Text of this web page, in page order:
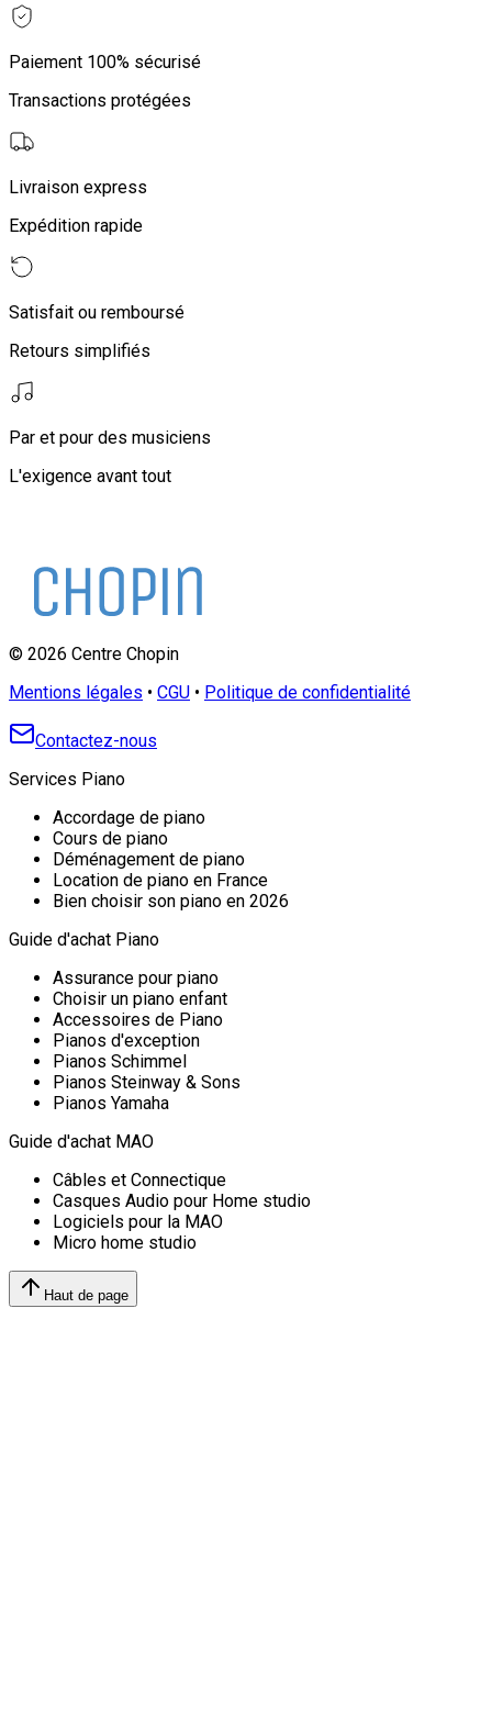
Paiement 100% sécurisé
Transactions protégées
Livraison express
Expédition rapide
Satisfait ou remboursé
Retours simplifiés
Par et pour des musiciens
L'exigence avant tout
© 2026 Centre Chopin
Mentions légales • CGU • Politique de confidentialité
Contactez-nous
Services Piano
Accordage de piano
Cours de piano
Déménagement de piano
Location de piano en France
Bien choisir son piano en 2026
Guide d'achat Piano
Assurance pour piano
Choisir un piano enfant
Accessoires de Piano
Pianos d'exception
Pianos Schimmel
Pianos Steinway & Sons
Pianos Yamaha
Guide d'achat MAO
Câbles et Connectique
Casques Audio pour Home studio
Logiciels pour la MAO
Micro home studio
Haut de page